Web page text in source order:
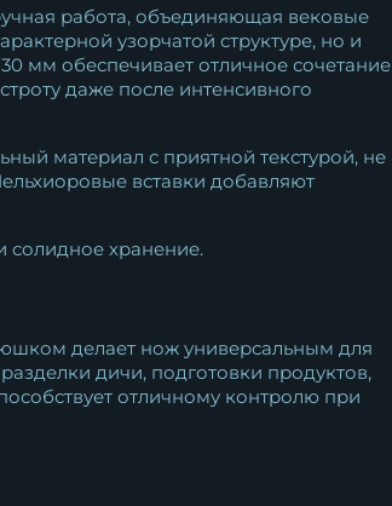
резная...
37 961₽
работа, объединяющая вековые
узорчатой структуре, но и
мм обеспечивает отличное сочетание
даже после интенсивного
материал с приятной текстурой, не
вставки добавляют
хранение.
делает нож универсальным для
дичи, подготовки продуктов,
отличному контролю при